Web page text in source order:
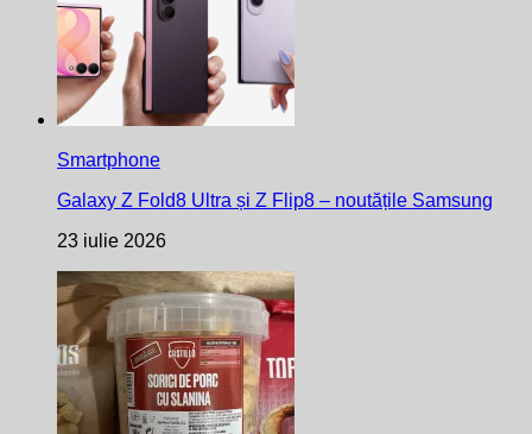
Smartphone
Galaxy Z Fold8 Ultra și Z Flip8 – noutățile Samsung
23 iulie 2026